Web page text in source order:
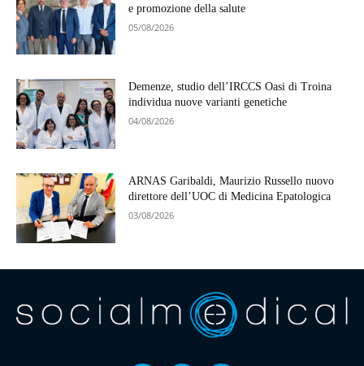
e promozione della salute
05/08/2026
Demenze, studio dell’IRCCS Oasi di Troina
individua nuove varianti genetiche
04/08/2026
ARNAS Garibaldi, Maurizio Russello nuovo
direttore dell’UOC di Medicina Epatologica
03/08/2026